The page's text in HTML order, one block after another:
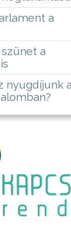
a
a
nyugdíjunk